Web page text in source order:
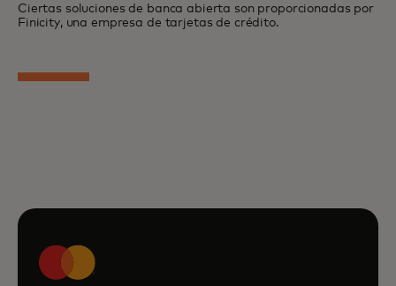
Ciertas soluciones de banca abierta son proporcionadas por
Finicity, una empresa de tarjetas de crédito.